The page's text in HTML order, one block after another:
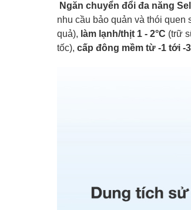
Ngăn chuyển đổi đa năng
nhu cầu bảo quản và thói quen
quả), làm lạnh/thịt 1 - 2°C (trữ
tốc), cấp đông mềm từ -1 tới -